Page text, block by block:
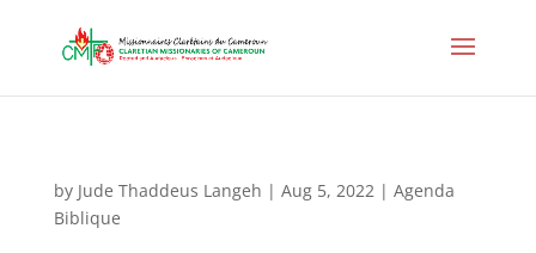
by Jude Thaddeus Langeh | Aug 5, 2022| Agenda
Biblique